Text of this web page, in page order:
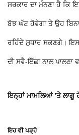
ਸਰਕਾਰ ਦਾ ਮੰਨਣਾ ਹੈ ਕਿ
ਬੋਝ ਘੱਟ ਹੋਵੇਗਾ ਤੇ ਉਹ
ਰਹਿੰਦੇ ਸੁਧਾਰ ਸਕਣਗੇ। ਇਸ
ਦੀ ਸਵੈ-ਇੱਛਾ ਨਾਲ ਪਾਲਣਾ
ਇਨ੍ਹਾਂ ਮਾਮਲਿਆਂ ’ਤੇ ਲਾਗੂ
ਇਹ ਵੀ ਪੜ੍ਹੋ